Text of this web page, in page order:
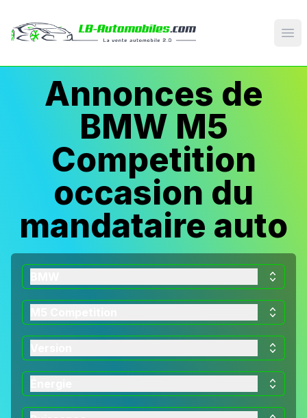
Annonces de
BMW M5
Competition
occasion du
mandataire auto